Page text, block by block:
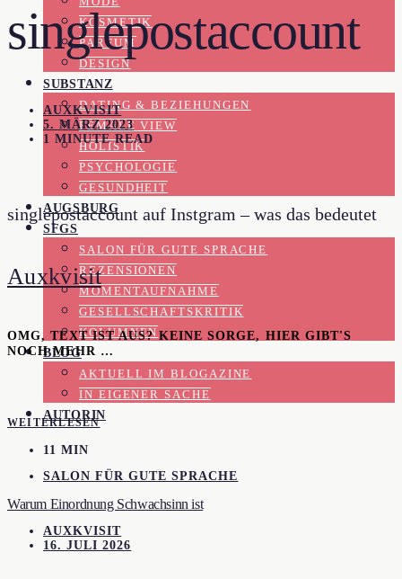
KOSMETIK
PARFUM
DESIGN
SUBSTANZ
DATING & BEZIEHUNGEN
FEMALE VIEW
HOLISTIK
PSYCHOLOGIE
GESUNDHEIT
AUGSBURG
SFGS
SALON FÜR GUTE SPRACHE
REZENSIONEN
MOMENTAUFNAHME
GESELLSCHAFTSKRITIK
KOLUMNEN
BLOG
AKTUELL IM BLOGAZINE
IN EIGENER SACHE
AUTORIN
singlepostaccount
AUXKVISIT
5. MÄRZ 2023
1 MINUTE READ
singlepostaccount auf Instgram – was das bedeutet
Auxkvisit
OMG, TEXT IST AUS? KEINE SORGE, HIER GIBT'S
NOCH MEHR …
WEITERLESEN
11 MIN
SALON FÜR GUTE SPRACHE
Warum Einordnung Schwachsinn ist
AUXKVISIT
16. JULI 2026